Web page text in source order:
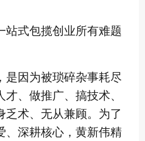
站式包揽创业所有难题
是因为被琐碎杂事耗尽
、做推广、搞技术、
术、无从兼顾。为了
、深耕核心，黄新伟精